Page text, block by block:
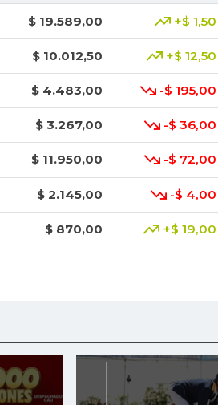
$ 19.589,00 +$ 1,50
$ 10.012,50 +$ 12,50
$ 4.483,00 -$ 195,00
$ 3.267,00 -$ 36,00
$ 11.950,00 -$ 72,00
$ 2.145,00 -$ 4,00
$ 870,00 +$ 19,00
$ 8.266,50